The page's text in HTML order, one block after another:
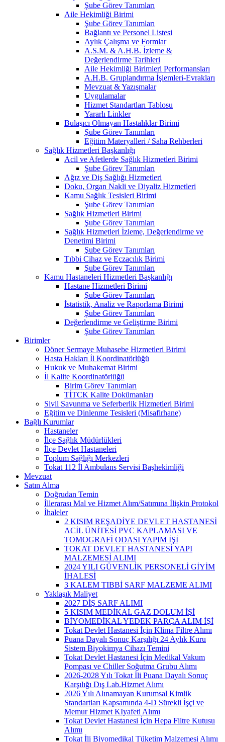
Şube Görev Tanımları
Aile Hekimliği Birimi
Şube Görev Tanımları
Bağlantı ve Personel Listesi
Aylık Çalışma ve Formlar
A.S.M. & A.H.B. İzleme &
Değerlendirme Tarihleri
Aile Hekimliği Birimleri Performansları
A.H.B. Gruplandırma İşlemleri-Evrakları
Mevzuat & Yazışmalar
Uygulamalar
Hizmet Standartları Tablosu
Yararlı Linkler
Bulaşıcı Olmayan Hastalıklar Birimi
Şube Görev Tanımları
Eğitim Materyalleri / Saha Rehberleri
Sağlık Hizmetleri Başkanlığı
Acil ve Afetlerde Sağlık Hizmetleri Birimi
Şube Görev Tanımları
Ağız ve Diş Sağlığı Hizmetleri
Doku, Organ Nakli ve Diyaliz Hizmetleri
Kamu Sağlık Tesisleri Birimi
Şube Görev Tanımları
Sağlık Hizmetleri Birimi
Şube Görev Tanımları
Sağlık Hizmetleri İzleme, Değerlendirme ve
Denetimi Birimi
Şube Görev Tanımları
Tıbbi Cihaz ve Eczacılık Birimi
Şube Görev Tanımları
Kamu Hastaneleri Hizmetleri Başkanlığı
Hastane Hizmetleri Birimi
Şube Görev Tanımları
İstatistik, Analiz ve Raporlama Birimi
Şube Görev Tanımları
Değerlendirme ve Geliştirme Birimi
Şube Görev Tanımları
Birimler
Döner Sermaye Muhasebe Hizmetleri Birimi
Hasta Hakları İl Koordinatörlüğü
Hukuk ve Muhakemat Birimi
İl Kalite Koordinatörlüğü
Birim Görev Tanımları
TİTCK Kalite Dokümanları
Sivil Savunma ve Seferberlik Hizmetleri Birimi
Eğitim ve Dinlenme Tesisleri (Misafirhane)
Bağlı Kurumlar
Hastaneler
İlçe Sağlık Müdürlükleri
İlçe Devlet Hastaneleri
Toplum Sağlığı Merkezleri
Tokat 112 İl Ambulans Servisi Başhekimliği
Mevzuat
Satın Alma
Doğrudan Temin
İllerarası Mal ve Hizmet Alım/Satımına İlişkin Protokol
İhaleler
2 KISIM REŞADİYE DEVLET HASTANESİ
ACİL ÜNİTESİ PVC KAPLAMASI VE
TOMOGRAFİ ODASI YAPIM İŞİ
TOKAT DEVLET HASTANESİ YAPI
MALZEMESİ ALIMI
2024 YILI GÜVENLİK PERSONELİ GİYİM
İHALESİ
3 KALEM TIBBİ SARF MALZEME ALIMI
Yaklaşık Maliyet
2027 DİŞ SARF ALIMI
5 KISIM MEDİKAL GAZ DOLUM İŞİ
BİYOMEDİKAL YEDEK PARÇA ALIM İŞİ
Tokat Devlet Hastanesi İçin Klima Filtre Alımı
Puana Dayalı Sonuç Karşılığı 24 Aylık Kuru
Sistem Biyokimya Cihazı Temini
Tokat Devlet Hastanesi İçin Medikal Vakum
Pompası ve Chiller Soğutma Grubu Alımı
2026-2028 Yılı Tokat İli Puana Dayalı Sonuç
Karşılığı Dış Lab.Hizmet Alımı
2026 Yılı Alınamayan Kurumsal Kimlik
Standartları Kapsamında 4-D Sürekli İşçi ve
Memur Hizmet KIyafeti Alımı
Tokat Devlet Hastanesi İçin Hepa Filtre Kutusu
Alımı
Tokat İli Biyomedikal Tüketim Malzemesi Alımı